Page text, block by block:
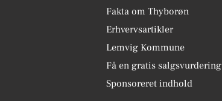
Fakta om Thyborøn
Erhvervsartikler
Lemvig Kommune
Få en gratis salgsvurdering
Sponsoreret indhold